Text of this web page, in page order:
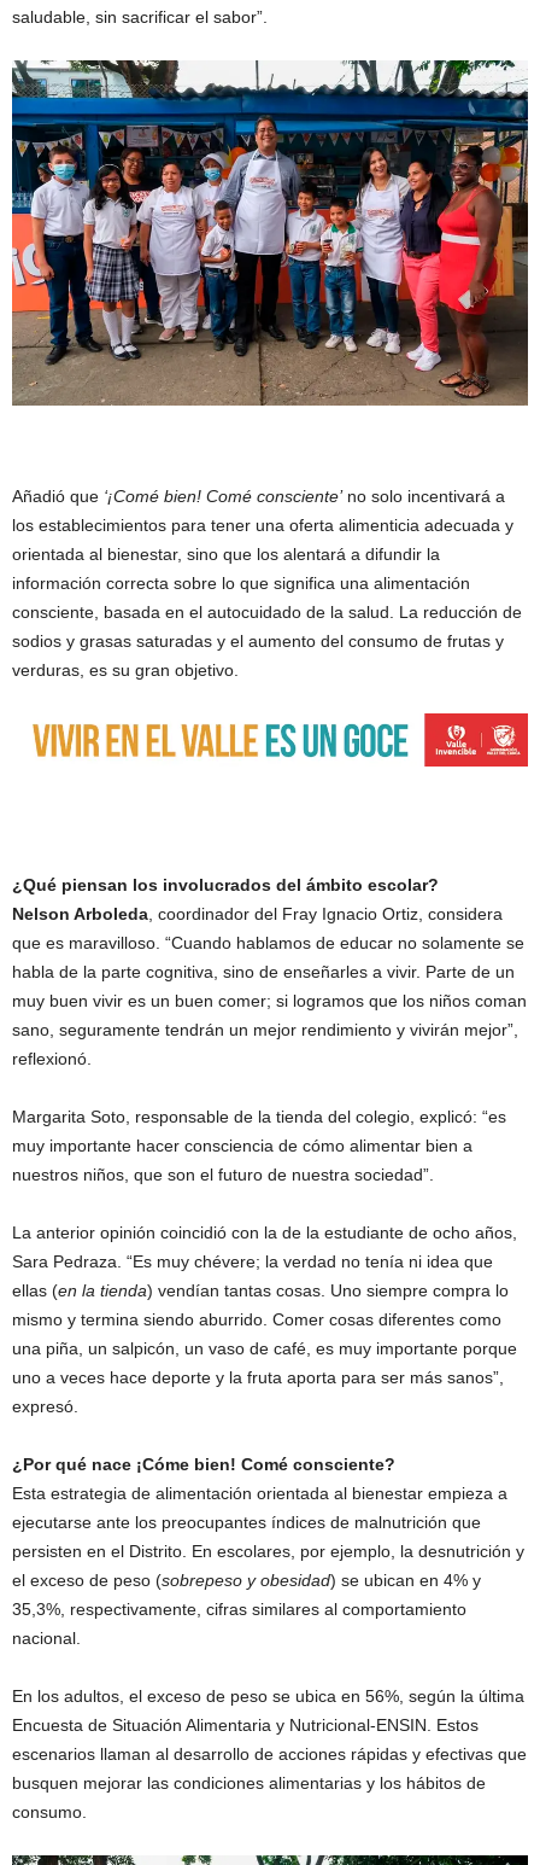
saludable, sin sacrificar el sabor”.
Añadió que ‘¡Comé bien! Comé consciente’no solo incentivará a
los establecimientos para tener una oferta alimenticia adecuada y
orientada al bienestar, sino que los alentará a difundir la
información correcta sobre lo que significa una alimentación
consciente, basada en el autocuidado de la salud. La reducción de
sodios y grasas saturadas y el aumento del consumo de frutas y
verduras, es su gran objetivo.
¿Qué piensan los involucrados del ámbito escolar?
Nelson Arboleda, coordinador del Fray Ignacio Ortiz, considera
que es maravilloso. “Cuando hablamos de educar no solamente se
habla de la parte cognitiva, sino de enseñarles a vivir. Parte de un
muy buen vivir es un buen comer; si logramos que los niños coman
sano, seguramente tendrán un mejor rendimiento y vivirán mejor”,
reflexionó.
Margarita Soto, responsable de la tienda del colegio, explicó: “es
muy importante hacer consciencia de cómo alimentar bien a
nuestros niños, que son el futuro de nuestra sociedad”.
La anterior opinión coincidió con la de la estudiante de ocho años,
Sara Pedraza. “Es muy chévere; la verdad no tenía ni idea que
ellas (en la tienda) vendían tantas cosas. Uno siempre compra lo
mismo y termina siendo aburrido. Comer cosas diferentes como
una piña, un salpicón, un vaso de café, es muy importante porque
uno a veces hace deporte y la fruta aporta para ser más sanos”,
expresó.
¿Por qué nace ¡Cóme bien! Comé consciente?
Esta estrategia de alimentación orientada al bienestar empieza a
ejecutarse ante los preocupantes índices de malnutrición que
persisten en el Distrito. En escolares, por ejemplo, la desnutrición y
el exceso de peso (sobrepeso y obesidad) se ubican en 4% y
35,3%, respectivamente, cifras similares al comportamiento
nacional.
En los adultos, el exceso de peso se ubica en 56%, según la última
Encuesta de Situación Alimentaria y Nutricional-ENSIN. Estos
escenarios llaman al desarrollo de acciones rápidas y efectivas que
busquen mejorar las condiciones alimentarias y los hábitos de
consumo.